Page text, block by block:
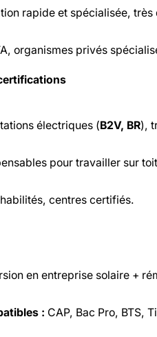
rapide et spécialisée, très
organismes privés
électriques (B2V, BR),
pour travailler sur
centres certifiés.
en entreprise solaire +
: CAP, Bac Pro, BTS,